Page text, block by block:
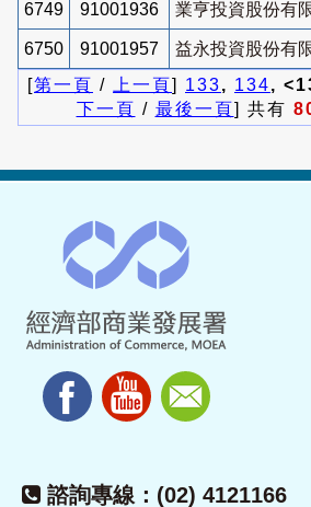
6749 91001936 業亨投資股份有
6750 91001957
益永投資股份有
[第一頁 / 上一頁] 133, 134,
下一頁 / 最後一頁] 共有
諮詢專線：(02) 4121166